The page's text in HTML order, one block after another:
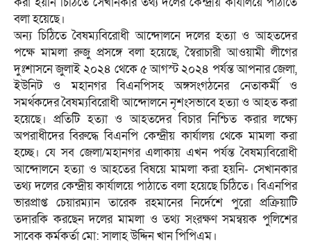
বলা হয়েছে।
অন্য চিঠিতে বৈষম্যবিরোধী আন্দোলনে দলের হত্যা ও আহতদের
পক্ষে মামলা রুজু প্রসঙ্গে বলা হয়েছে, স্বৈরাচারী আওয়ামী লীগের
দুঃশাসনে জুলাই ২০২৪ থেকে ৫ আগস্ট ২০২৪ পর্যন্ত আপনার জেলা,
ইউনিট ও মহানগর বিএনপিসহ অঙ্গসংগঠনের নেতাকর্মী ও
সমর্থকদের বৈষম্যবিরোধী আন্দোলনে নৃশংসভাবে হত্যা ও আহত করা
হয়েছে। প্রতিটি হত্যা ও আহতদের বিচার নিশ্চিত করার লক্ষ্যে
অপরাধীদের বিরুদ্ধে বিএনপি কেন্দ্রীয় কার্যালয় থেকে মামলা করা
হচ্ছে। যে সব জেলা/মহানগর এলাকায় এখন পর্যন্ত বৈষম্যবিরোধী
আন্দোলনে হত্যা ও আহতের বিষয়ে মামলা করা হয়নি- সেখানকার
তথ্য দলের কেন্দ্রীয় কার্যালয়ে পাঠাতে বলা হয়েছে চিঠিতে। বিএনপির
ভারপ্রাপ্ত চেয়ারম্যান তারেক রহমানের নির্দেশে পুরো প্রক্রিয়াটি
তদারকি করছেন দলের মামলা ও তথ্য সংরক্ষণ সমন্বয়ক পুলিশের
সাবেক কর্মকর্তা মো: সালাহ উদ্দিন খান পিপিএম।